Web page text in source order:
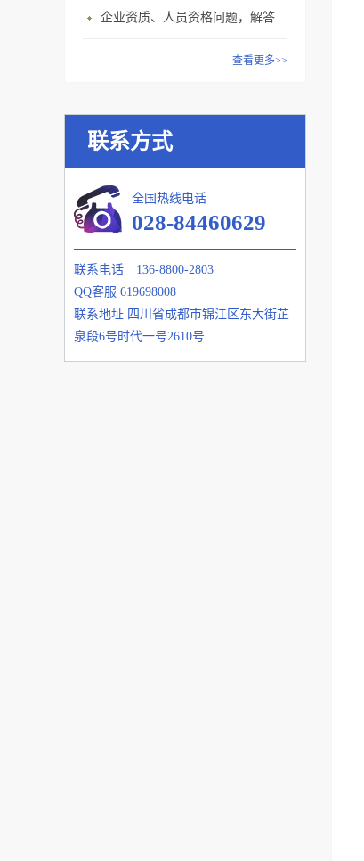
企业资质、人员资格问题，解答来了
查看更多>>
联系方式
全国热线电话
028-84460629
联系电话
136-8800-2803
QQ客服 619698008
联系地址 四川省成都市锦江区东大街芷
泉段6号时代一号2610号